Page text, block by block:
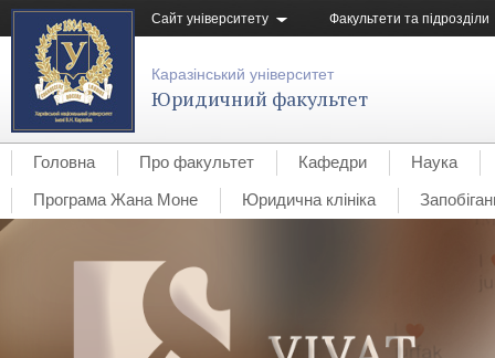
Сайт університету Факультети та підрозділи
Каразінський університет
Юридичний факультет
Головна Про факультет Кафедри
Наука
Програма Жана Моне
Юридична клініка